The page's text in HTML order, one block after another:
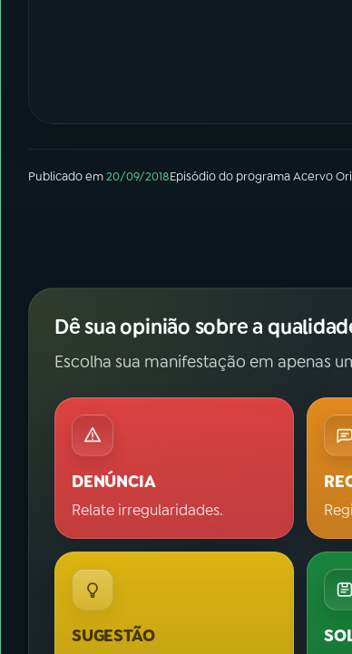
Publicado em20/09/2018Episódiodo programaAcervo
Dê sua opinião sobre a
Escolha sua manifestação em apenas
DENÚNCIA
Relate irregularidades.
SUGESTÃO